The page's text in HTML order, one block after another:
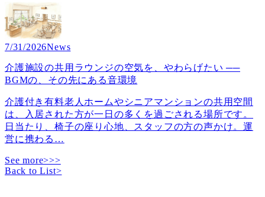
7/31/2026News
介護施設の共用ラウンジの空気を、やわらげたい ──
BGMの、その先にある音環境
介護付き有料老人ホームやシニアマンションの共用空間
は、入居された方が一日の多くを過ごされる場所です。
日当たり、椅子の座り心地、スタッフの方の声かけ。運
営に携わる …
See more>>>
Back to List>